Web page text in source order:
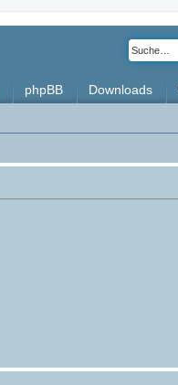
phpBB Downloads